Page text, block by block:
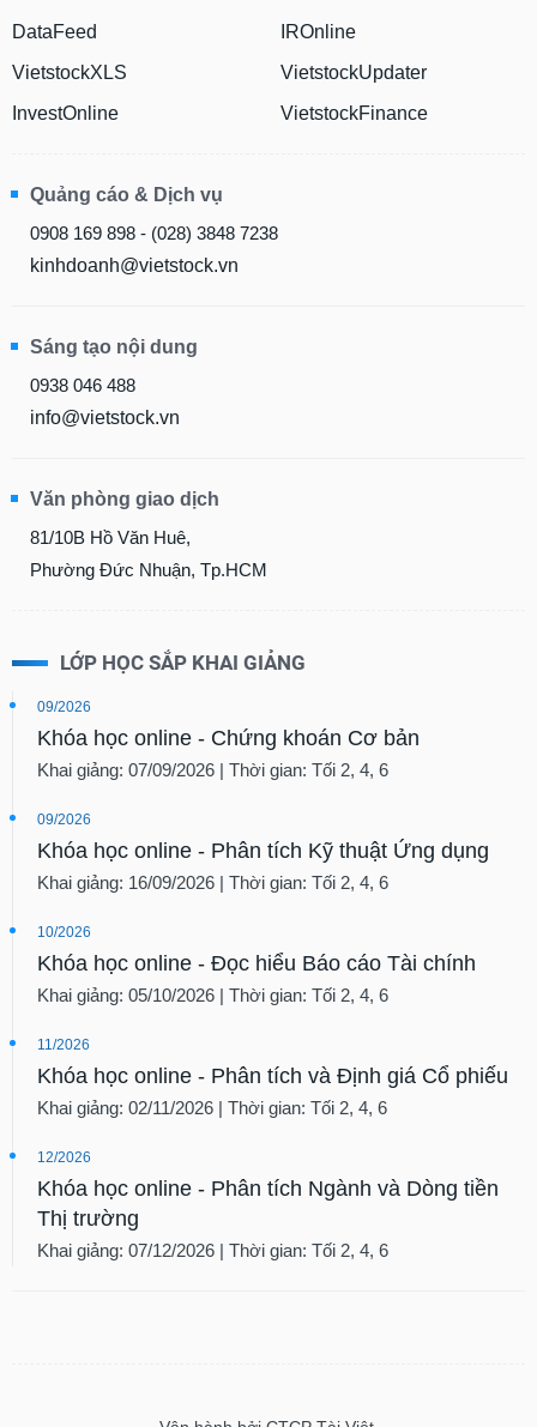
DataFeed
VietstockXLS
InvestOnline
IROnline
VietstockUpdater
VietstockFinance
Quảng cáo & Dịch vụ
0908 169 898 - (028) 3848 7238
kinhdoanh@vietstock.vn
Sáng tạo nội dung
0938 046 488
info@vietstock.vn
Văn phòng giao dịch
81/10B Hồ Văn Huê,
Phường Đức Nhuận, Tp.HCM
LỚP HỌC SẮP KHAI GIẢNG
09/2026
Khóa học online - Chứng khoán Cơ bản
Khai giảng: 07/09/2026 | Thời gian: Tối 2, 4, 6
09/2026
Khóa học online - Phân tích Kỹ thuật Ứng dụng
Khai giảng: 16/09/2026 | Thời gian: Tối 2, 4, 6
10/2026
Khóa học online - Đọc hiểu Báo cáo Tài chính
Khai giảng: 05/10/2026 | Thời gian: Tối 2, 4, 6
11/2026
Khóa học online - Phân tích và Định giá Cổ phiếu
Khai giảng: 02/11/2026 | Thời gian: Tối 2, 4, 6
12/2026
Khóa học online - Phân tích Ngành và Dòng tiền
Thị trường
Khai giảng: 07/12/2026 | Thời gian: Tối 2, 4, 6